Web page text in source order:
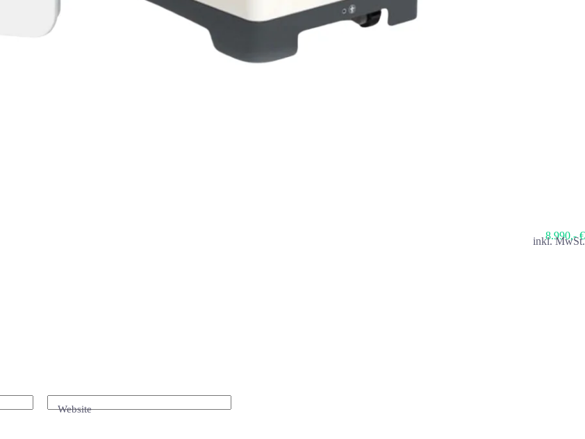
8.990,- €
inkl. MwSt.
Website